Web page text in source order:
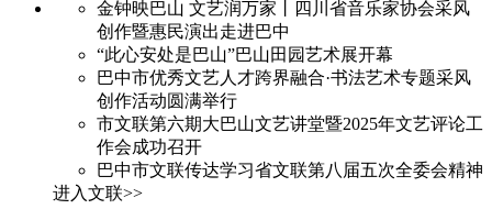
金钟映巴山 文艺润万家丨四川省音乐家协会采风
创作暨惠民演出走进巴中
“此心安处是巴山”巴山田园艺术展开幕
巴中市优秀文艺人才跨界融合·书法艺术专题采风
创作活动圆满举行
市文联第六期大巴山文艺讲堂暨2025年文艺评论工
作会成功召开
巴中市文联传达学习省文联第八届五次全委会精神
进入文联>>